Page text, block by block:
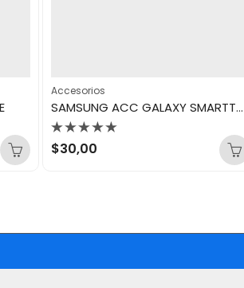
Accesorios
SAMSUNG ACC GALAXY SMARTTAG 2 WHITE
Valorado
con
$30,00